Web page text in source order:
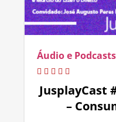
Áudio e Podcasts
JusplayCast
–